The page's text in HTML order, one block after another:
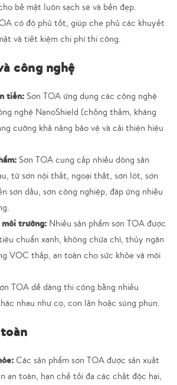
bề mặt luôn sạch sẽ và bền đẹp.
có độ phủ tốt, giúp che phủ các khuyết
và tiết kiệm chi phí thi công.
công nghệ
tiến: Sơn TOA ứng dụng các công nghệ
nghệ NanoShield (chống thấm, kháng
cường khả năng bảo vệ và cải thiện hiệu
Sơn TOA cung cấp nhiều dòng sản
từ sơn nội thất, ngoại thất, sơn lót, sơn
sơn dầu, sơn công nghiệp, đáp ứng nhiều
trường: Nhiều sản phẩm sơn TOA được
chuẩn xanh, không chứa chì, thủy ngân
VOC thấp, an toàn cho sức khỏe và môi
TOA dễ dàng thi công bằng nhiều
nhau như cọ, con lăn hoặc súng phun.
Các sản phẩm sơn TOA được sản xuất
an toàn, hạn chế tối đa các chất độc hại,